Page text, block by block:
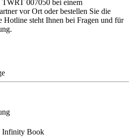
TWRT 007050 bei einem
vor Ort oder bestellen Sie die
Hotline steht Ihnen bei Fragen und für
Infinity Book